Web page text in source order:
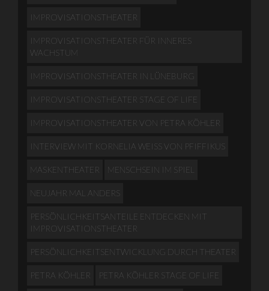
IMPROVISATIONSTHEATER
IMPROVISATIONSTHEATER FÜR INNERES
WACHSTUM
IMPROVISATIONSTHEATER IN LÜNEBURG
IMPROVISATIONSTHEATER STAGE OF LIFE
IMPROVISATIONSTHEATER VON PETRA KÖHLER
INTERVIEW MIT KORNELIA WEISS VON PFIFFIKUS
MASKENTHEATER MENSCHSEIN IM SPIEL
NEUJAHR MAL ANDERS
PERSÖNLICHKEITSANTEILE ENTDECKEN MIT
IMPROVISATIONSTHEATER
PERSÖNLICHKEITSENTWICKLUNG DURCH THEATER
PETRA KÖHLER PETRA KÖHLER STAGE OF LIFE